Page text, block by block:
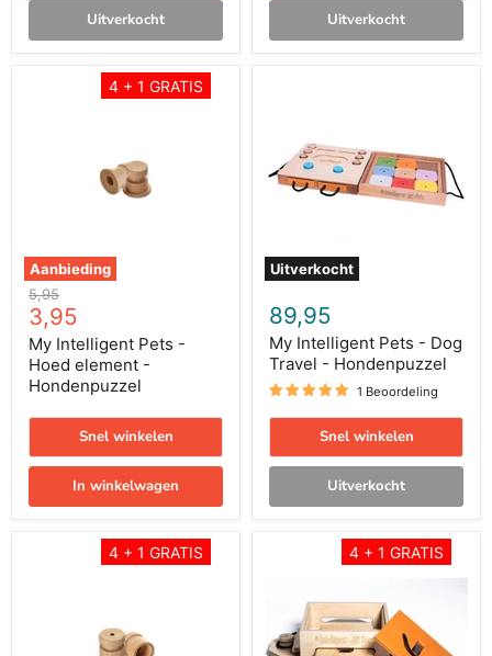
Uitverkocht Uitverkocht
4 + 1 GRATIS
Aanbieding
Oorspronkelijke
prijs
5,95
Huidige
prijs
3,95
My Intelligent Pets -
Hoed element -
Hondenpuzzel
Snel winkelen
In winkelwagen
Uitverkocht
Dog
Travel
89,95
My Intelligent Pets - Dog
Travel - Hondenpuzzel
1 Beoordeling
Snel winkelen
Uitverkocht
4 + 1 GRATIS 4 + 1 GRATIS
Trouble
-